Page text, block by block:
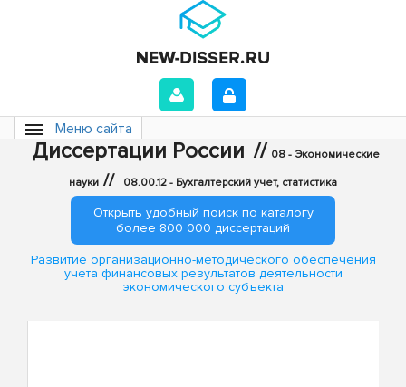
Меню сайта
Диссертации России // 08 - Экономические
науки // 08.00.12 - Бухгалтерский учет, статистика
Открыть удобный поиск по каталогу
более 800 000 диссертаций
Развитие организационно-методического обеспечения
учета финансовых результатов деятельности
экономического субъекта